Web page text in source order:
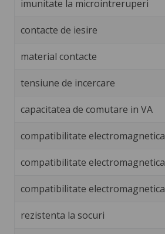
imunitate la microintreruperi
contacte de iesire
material contacte
tensiune de incercare
capacitatea de comutare in VA
compatibilitate electromagnetica
compatibilitate electromagnetica
compatibilitate electromagnetica
rezistenta la socuri